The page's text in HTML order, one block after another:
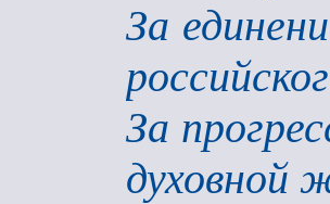
За
За
духовной